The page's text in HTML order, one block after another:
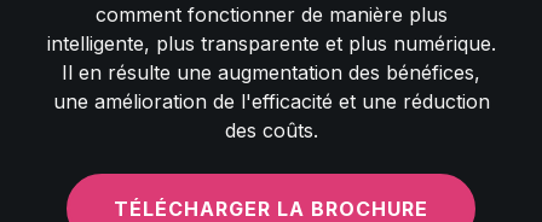
comment fonctionner de manière plus
intelligente, plus transparente et plus numérique.
Il en résulte une augmentation des bénéfices,
une amélioration de l'efficacité et une réduction
des coûts.
TÉLÉCHARGER LA BROCHURE